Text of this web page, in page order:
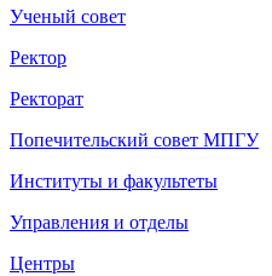
Ученый совет
Ректор
Ректорат
Попечительский совет МПГУ
Институты и факультеты
Управления и отделы
Центры